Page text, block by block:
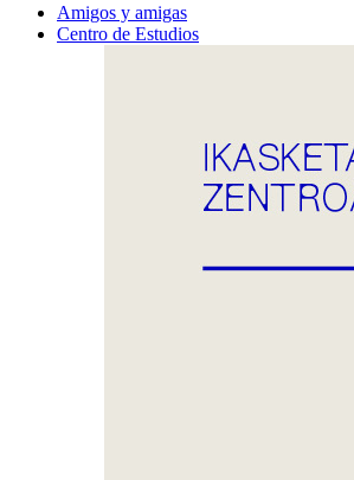
Amigos y amigas
Centro de Estudios